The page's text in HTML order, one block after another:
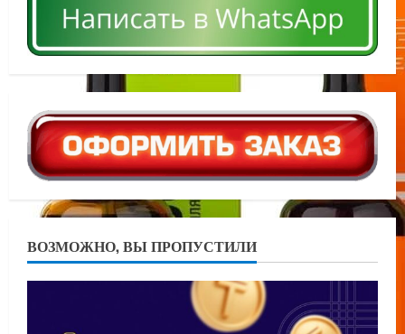
ВОЗМОЖНО, ВЫ ПРОПУСТИЛИ